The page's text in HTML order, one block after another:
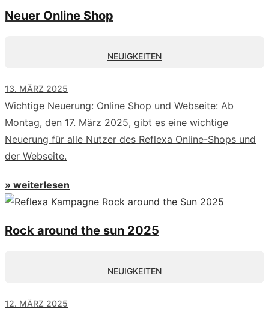
Neuer Online Shop
NEUIGKEITEN
13. MÄRZ 2025
Wichtige Neuerung: Online Shop und Webseite: Ab
Montag, den 17. März 2025, gibt es eine wichtige
Neuerung für alle Nutzer des Reflexa Online-Shops und
der Webseite.
» weiterlesen
Rock around the sun 2025
NEUIGKEITEN
12. MÄRZ 2025